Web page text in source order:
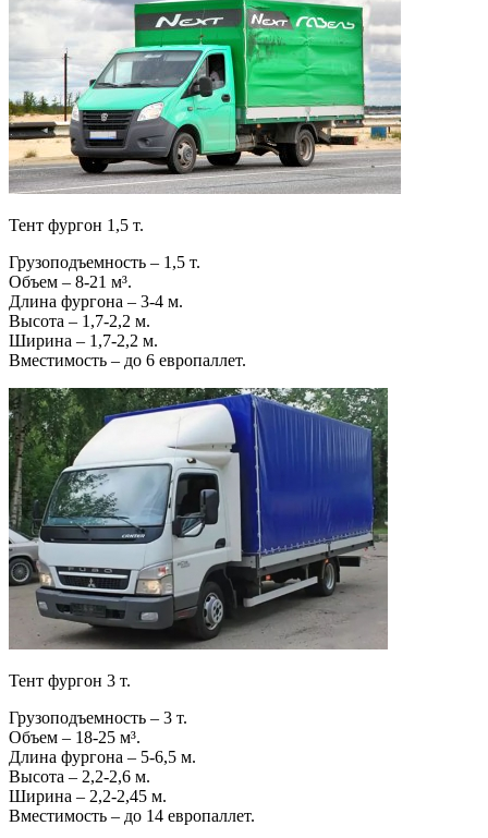
Тент фургон 1,5 т.
Грузоподъемность – 1,5 т.
Объем – 8-21 м³.
Длина фургона – 3-4 м.
Высота – 1,7-2,2 м.
Ширина – 1,7-2,2 м.
Вместимость – до 6 европаллет.
Тент фургон 3 т.
Грузоподъемность – 3 т.
Объем – 18-25 м³.
Длина фургона – 5-6,5 м.
Высота – 2,2-2,6 м.
Ширина – 2,2-2,45 м.
Вместимость – до 14 европаллет.